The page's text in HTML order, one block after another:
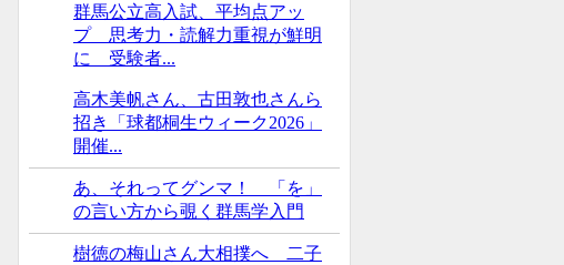
群馬公立高入試、平均点アッ
プ 思考力・読解力重視が鮮明
に 受験者...
高木美帆さん、古田敦也さんら
招き「球都桐生ウィーク2026」
開催...
あ、それってグンマ！ 「を」
の言い方から覗く群馬学入門
樹徳の梅山さん大相撲へ 二子